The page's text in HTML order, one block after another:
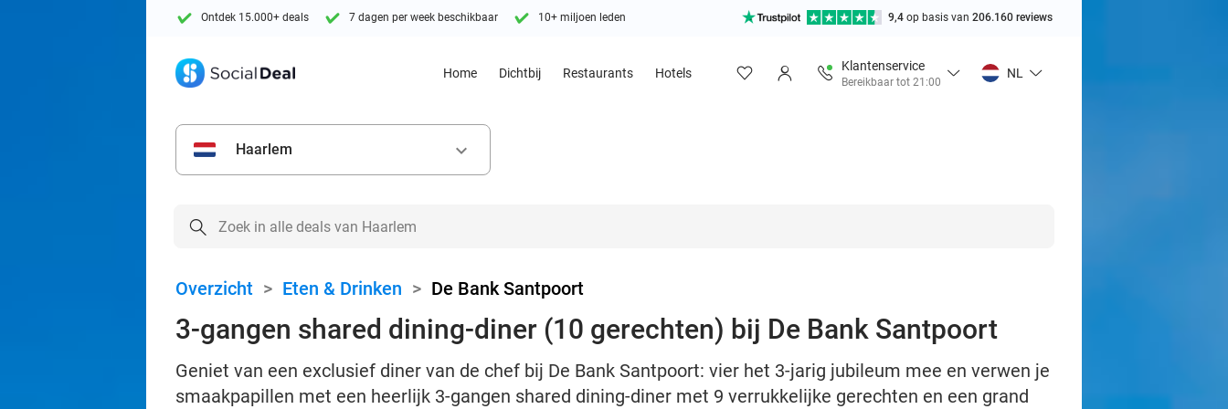
Ontdek 15.000+ deals 7 dagen per week beschikbaar 10+ miljoen leden 9,4 op basis van 206.160 reviews
Home Dichtbij Restaurants Hotels
Klantenservice
Bereikbaar tot 21:00
NL
Haarlem keyboard_arrow_down
Overzicht > Eten & Drinken > De Bank Santpoort
3-gangen shared dining-diner (10 gerechten) bij De Bank Santpoort
Geniet van een exclusief diner van de chef bij De Bank Santpoort: vier het 3-jarig jubileum mee en verwen je
smaakpapillen met een heerlijk 3-gangen shared dining-diner met 9 verrukkelijke gerechten en een grand